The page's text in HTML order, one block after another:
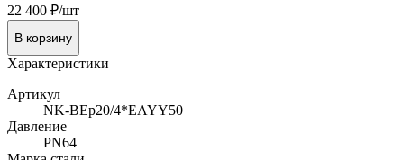
22 400 ₽/шт
В корзину
Характеристики
Артикул
NK-BEp20/4*EAYY50
Давление
PN64